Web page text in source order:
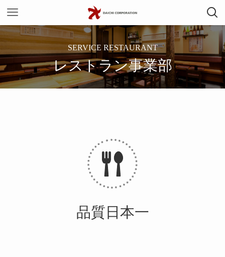
SERVICE RESTAURANT
レストラン事業部
品質⽇本⼀